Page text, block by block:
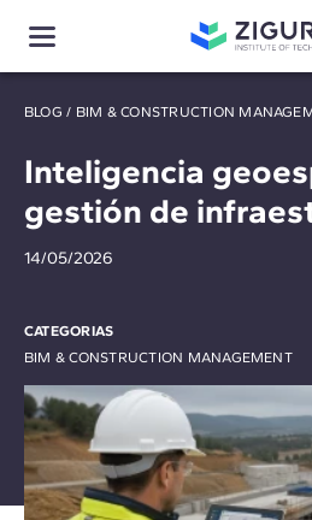
BLOG / BIM & CONSTRUCTION
Inteligencia
gestión de
14/05/2026
CATEGORIAS
BIM & CONSTRUCTION MANAGEMENT